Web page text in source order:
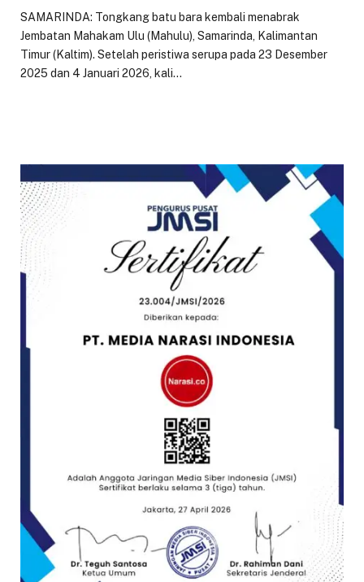
SAMARINDA: Tongkang batu bara kembali menabrak
Jembatan Mahakam Ulu (Mahulu), Samarinda, Kalimantan
Timur (Kaltim). Setelah peristiwa serupa pada 23 Desember
2025 dan 4 Januari 2026, kali…